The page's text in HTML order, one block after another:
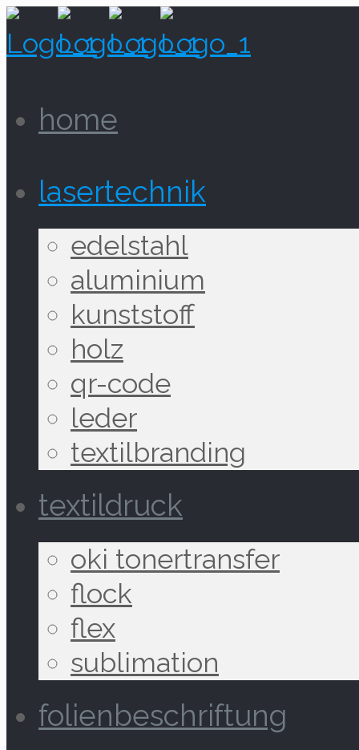
home
lasertechnik
edelstahl
aluminium
kunststoff
holz
qr-code
leder
textilbranding
textildruck
oki tonertransfer
flock
flex
sublimation
folienbeschriftung